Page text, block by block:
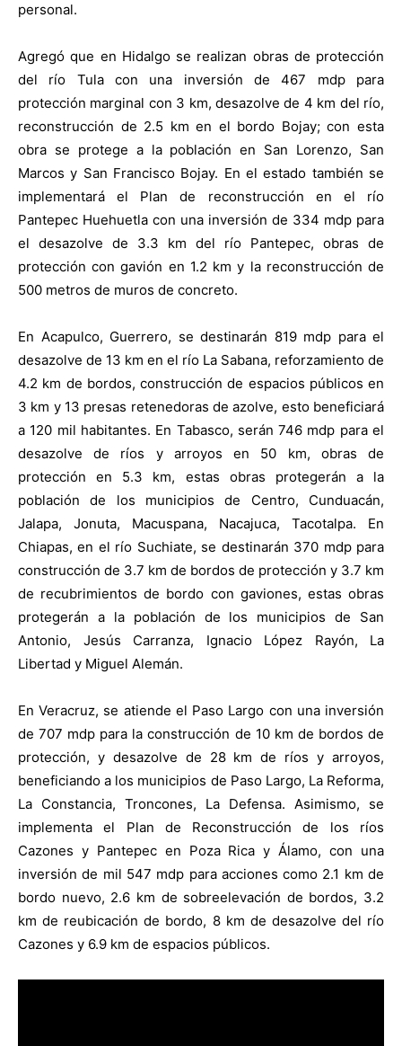
personal.
Agregó que en Hidalgo se realizan obras de protección
del río Tula con una inversión de 467 mdp para
protección marginal con 3 km, desazolve de 4 km del río,
reconstrucción de 2.5 km en el bordo Bojay; con esta
obra se protege a la población en San Lorenzo, San
Marcos y San Francisco Bojay. En el estado también se
implementará el Plan de reconstrucción en el río
Pantepec Huehuetla con una inversión de 334 mdp para
el desazolve de 3.3 km del río Pantepec, obras de
protección con gavión en 1.2 km y la reconstrucción de
500 metros de muros de concreto.
En Acapulco, Guerrero, se destinarán 819 mdp para el
desazolve de 13 km en el río La Sabana, reforzamiento de
4.2 km de bordos, construcción de espacios públicos en
3 km y 13 presas retenedoras de azolve, esto beneficiará
a 120 mil habitantes. En Tabasco, serán 746 mdp para el
desazolve de ríos y arroyos en 50 km, obras de
protección en 5.3 km, estas obras protegerán a la
población de los municipios de Centro, Cunduacán,
Jalapa, Jonuta, Macuspana, Nacajuca, Tacotalpa. En
Chiapas, en el río Suchiate, se destinarán 370 mdp para
construcción de 3.7 km de bordos de protección y 3.7 km
de recubrimientos de bordo con gaviones, estas obras
protegerán a la población de los municipios de San
Antonio, Jesús Carranza, Ignacio López Rayón, La
Libertad y Miguel Alemán.
En Veracruz, se atiende el Paso Largo con una inversión
de 707 mdp para la construcción de 10 km de bordos de
protección, y desazolve de 28 km de ríos y arroyos,
beneficiando a los municipios de Paso Largo, La Reforma,
La Constancia, Troncones, La Defensa. Asimismo, se
implementa el Plan de Reconstrucción de los ríos
Cazones y Pantepec en Poza Rica y Álamo, con una
inversión de mil 547 mdp para acciones como 2.1 km de
bordo nuevo, 2.6 km de sobreelevación de bordos, 3.2
km de reubicación de bordo, 8 km de desazolve del río
Cazones y 6.9 km de espacios públicos.